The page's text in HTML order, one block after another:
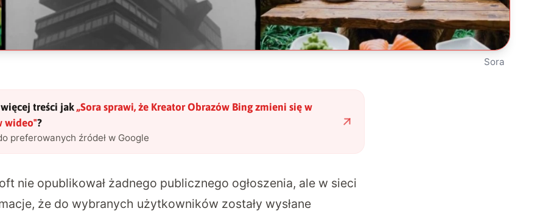
Sora
treści jak „Sora sprawi, że Kreator Obrazów Bing zmieni się w
wideo"?
preferowanych źródeł w Google
nie opublikował żadnego publicznego ogłoszenia, ale w sieci
że do wybranych użytkowników zostały wysłane